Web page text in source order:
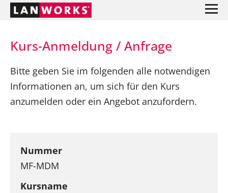
Kurs-Anmeldung / Anfrage
Bitte geben Sie im folgenden alle notwendigen
Informationen an, um sich für den Kurs
anzumelden oder ein Angebot anzufordern.
Nummer
MF-MDM
Kursname